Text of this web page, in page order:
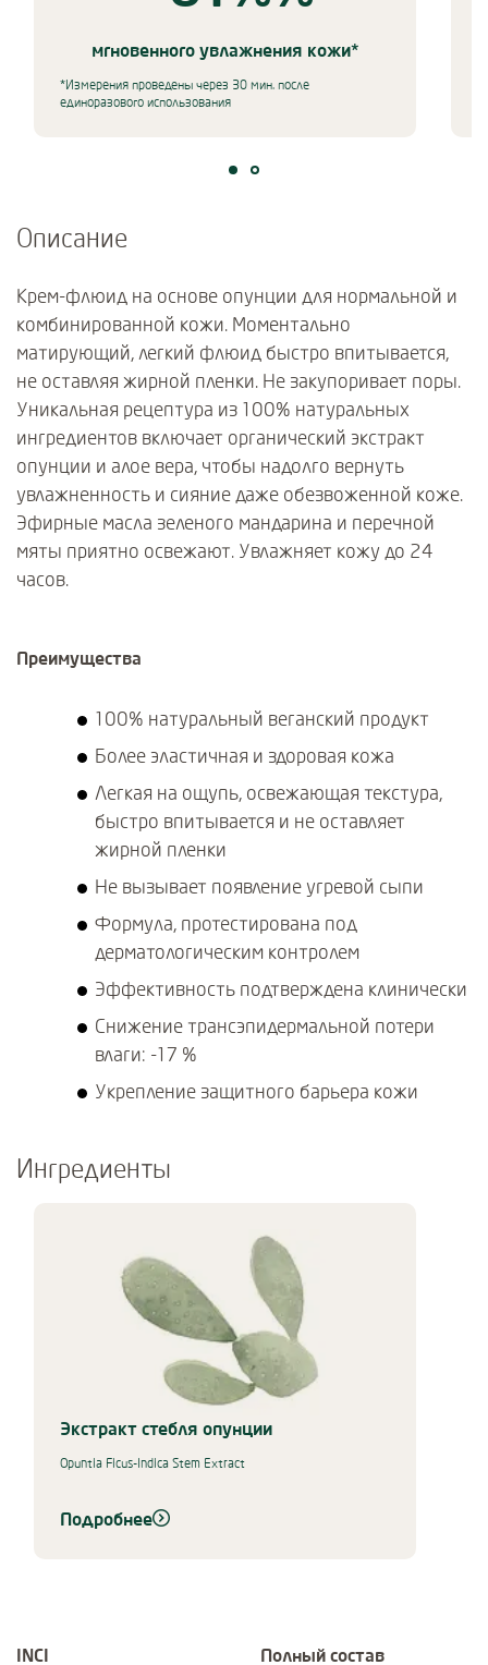
+81%% мгновенного
мгновенного увлажнения кожи*
*Измерения проведены через 30 мин. после
единоразового использования
Описание
Крем-флюид на основе опунции для нормальной и
комбинированной кожи. Моментально
матирующий, легкий флюид быстро впитывается,
не оставляя жирной пленки. Не закупоривает поры.
Уникальная рецептура из 100% натуральных
ингредиентов включает органический экстракт
опунции и алое вера, чтобы надолго вернуть
увлажненность и сияние даже обезвоженной коже.
Эфирные масла зеленого мандарина и перечной
мяты приятно освежают. Увлажняет кожу до 24
часов.
Преимущества
100% натуральный веганский продукт
Более эластичная и здоровая кожа
Легкая на ощупь, освежающая текстура,
быстро впитывается и не оставляет
жирной пленки
Не вызывает появление угревой сыпи
Формула, протестирована под
дерматологическим контролем
Эффективность подтверждена клинически
Снижение трансэпидермальной потери
влаги: -17 %
Укрепление защитного барьера кожи
Ингредиенты
Экстракт стебля опунции
Opuntia Ficus-Indica Stem Extract
Подробнее
INCI Полный состав